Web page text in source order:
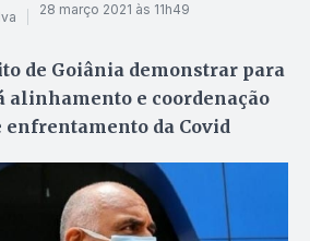
28 março 2021 às 11h49
de Goiânia demonstrar para
alinhamento e coordenação
enfrentamento da Covid